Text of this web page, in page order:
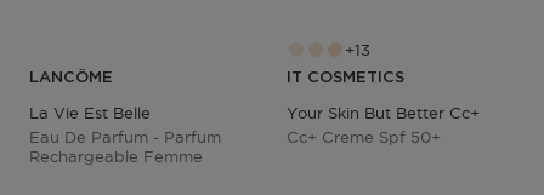
LANCÔME
La Vie Est Belle
Eau De Parfum - Parfum
Rechargeable Femme
13
IT COSMETICS
Your Skin But Better Cc+
Cc+ Creme Spf 50+